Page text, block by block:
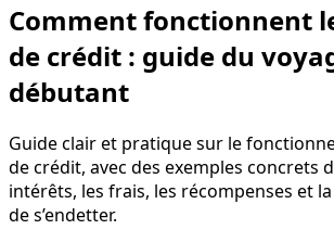
Comment fonctionnent
de crédit : guide du
débutant
Guide clair et pratique sur le
de crédit, avec des exemples concrets
intérêts, les frais, les récompenses et
de s’endetter.